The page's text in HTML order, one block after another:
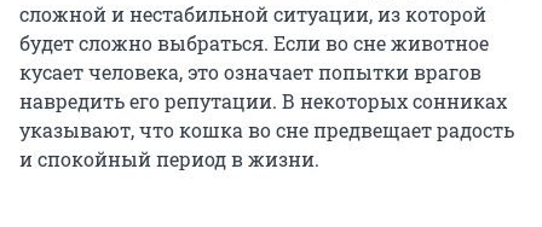
сложной и нестабильной ситуации, из которой
будет сложно выбраться. Если во сне животное
кусает человека, это означает попытки врагов
навредить его репутации. В некоторых сонниках
указывают, что кошка во сне предвещает радость
и спокойный период в жизни.